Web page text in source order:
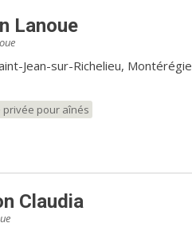
Lanoue
Jean-sur-Richelieu, Montérégie
privée pour aînés
Claudia